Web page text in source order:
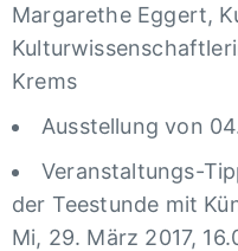
Margarethe Eggert,
Krems
Ausstellung von
Veranstaltungs-
der Teestunde mit
Mi, 29. März 2017,